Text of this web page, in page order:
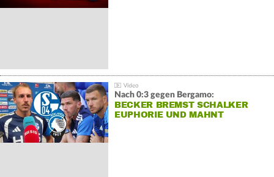
Nach 0:3 gegen Bergamo:
BECKER BREMST SCHALKER
EUPHORIE UND MAHNT